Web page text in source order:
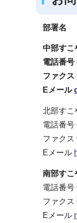
部署名
中部す
電話番号
ファクス
Eメール
北部す
電話番号
ファクス
Eメール
南部すこ
電話番号
ファクス
Eメール